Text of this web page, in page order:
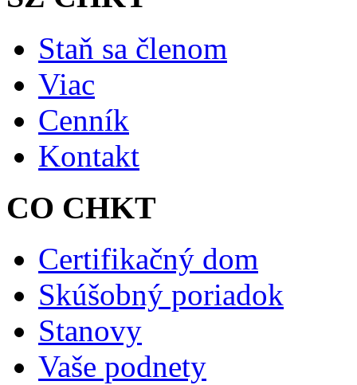
Staň sa členom
Viac
Cenník
Kontakt
CO CHKT
Certifikačný dom
Skúšobný poriadok
Stanovy
Vaše podnety